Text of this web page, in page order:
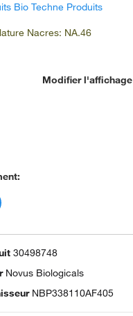
Bio Techne Produits
Nacres: NA.46
Modifier l'affichage
30498748
Novus Biologicals
NBP338110AF405